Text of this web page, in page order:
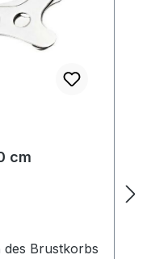
cm
des Brustkorbs